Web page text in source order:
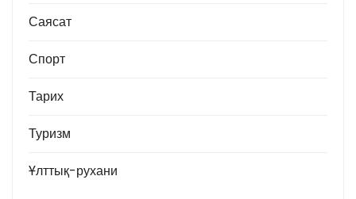
Саясат
Спорт
Тарих
Туризм
Ұлттық-рухани